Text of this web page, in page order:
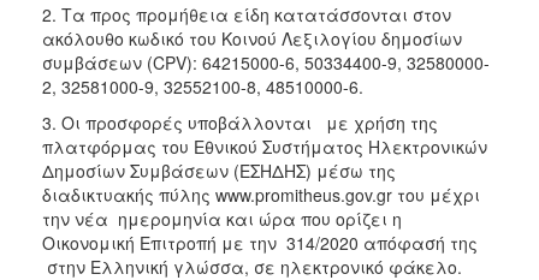
2. Τα προς προμήθεια είδη κατατάσσονται στον
ακόλουθο κωδικό του Κοινού Λεξιλογίου δημοσίων
συμβάσεων (CPV): 64215000-6, 50334400-9, 32580000-
2, 32581000-9, 32552100-8, 48510000-6.
3. Οι προσφορές υποβάλλονται με χρήση της
πλατφόρμας του Εθνικού Συστήματος Ηλεκτρονικών
Δημοσίων Συμβάσεων (ΕΣΗΔΗΣ) μέσω της
διαδικτυακής πύλης www.promitheus.gov.gr του μέχρι
την νέα ημερομηνία και ώρα που ορίζει η
Οικονομική Επιτροπή με την 314/2020 απόφασή της
στην Ελληνική γλώσσα, σε ηλεκτρονικό φάκελο.